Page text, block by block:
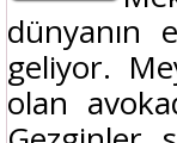
dünyanın
geliyor.
olan